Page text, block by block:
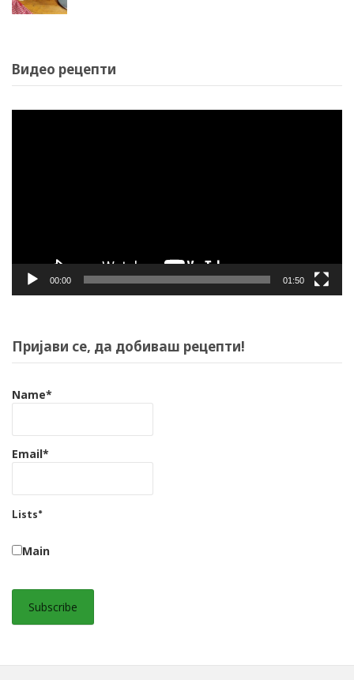
Видео рецепти
00:00 01:50
Пријави се, да добиваш рецепти!
Name*
Email*
Lists*
Main